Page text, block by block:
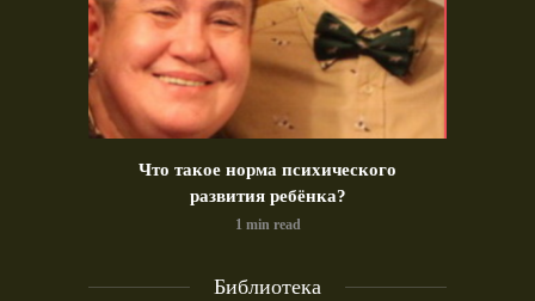
Что такое норма психического
развития ребёнка?
1 min read
Библиотека